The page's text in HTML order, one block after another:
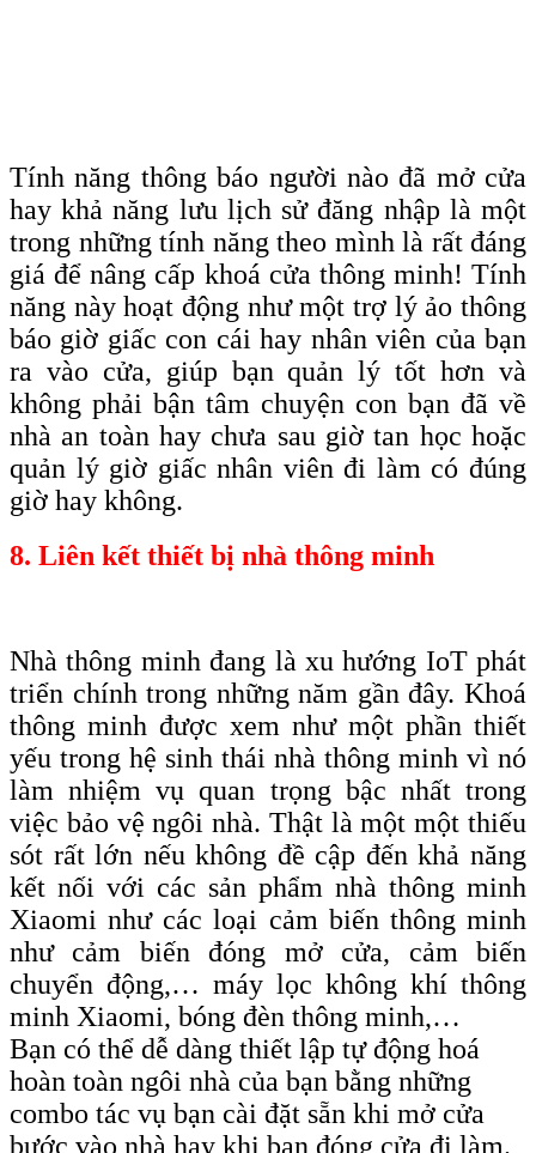
Tính năng thông báo người nào đã mở cửa
hay khả năng lưu lịch sử đăng nhập là một
trong những tính năng theo mình là rất đáng
giá để nâng cấp khoá cửa thông minh! Tính
năng này hoạt động như một trợ lý ảo thông
báo giờ giấc con cái hay nhân viên của bạn
ra vào cửa, giúp bạn quản lý tốt hơn và
không phải bận tâm chuyện con bạn đã về
nhà an toàn hay chưa sau giờ tan học hoặc
quản lý giờ giấc nhân viên đi làm có đúng
giờ hay không.
8. Liên kết thiết bị nhà thông minh
Nhà thông minh đang là xu hướng IoT phát
triển chính trong những năm gần đây. Khoá
thông minh được xem như một phần thiết
yếu trong hệ sinh thái nhà thông minh vì nó
làm nhiệm vụ quan trọng bậc nhất trong
việc bảo vệ ngôi nhà. Thật là một một thiếu
sót rất lớn nếu không đề cập đến khả năng
kết nối với các sản phẩm nhà thông minh
Xiaomi như các loại cảm biến thông minh
như cảm biến đóng mở cửa, cảm biến
chuyển động,… máy lọc không khí thông
minh Xiaomi, bóng đèn thông minh,…
Bạn có thể dễ dàng thiết lập tự động hoá
hoàn toàn ngôi nhà của bạn bằng những
combo tác vụ bạn cài đặt sẵn khi mở cửa
bước vào nhà hay khi bạn đóng cửa đi làm.